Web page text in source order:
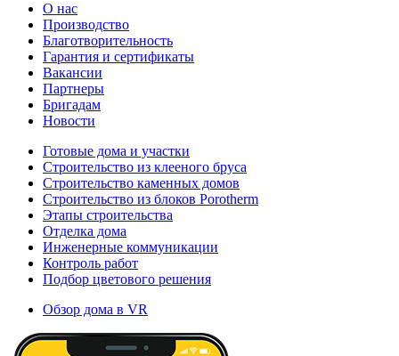
О нас
Производство
Благотворительность
Гарантия и сертификаты
Вакансии
Партнеры
Бригадам
Новости
Готовые дома и участки
Строительство из клееного бруса
Строительство каменных домов
Строительство из блоков Porotherm
Этапы строительства
Отделка дома
Инженерные коммуникации
Контроль работ
Подбор цветового решения
Обзор дома в VR